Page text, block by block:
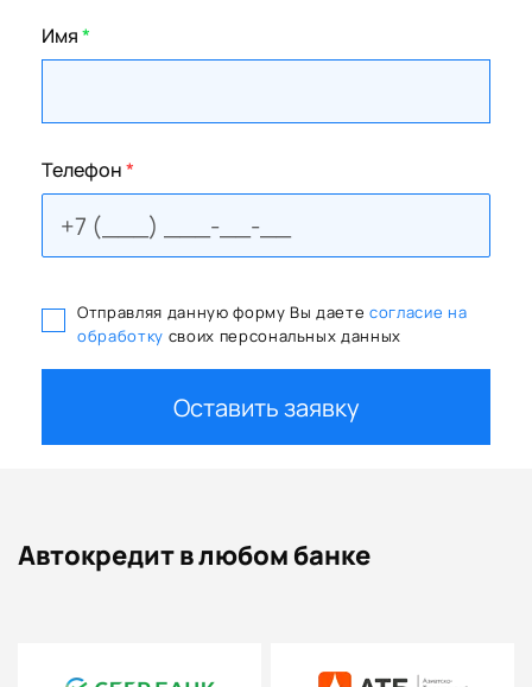
Имя*
Телефон*
Отправляя данную форму Вы даете согласие на
обработку своих персональных данных
Оставить заявку
Автокредит в любом банке